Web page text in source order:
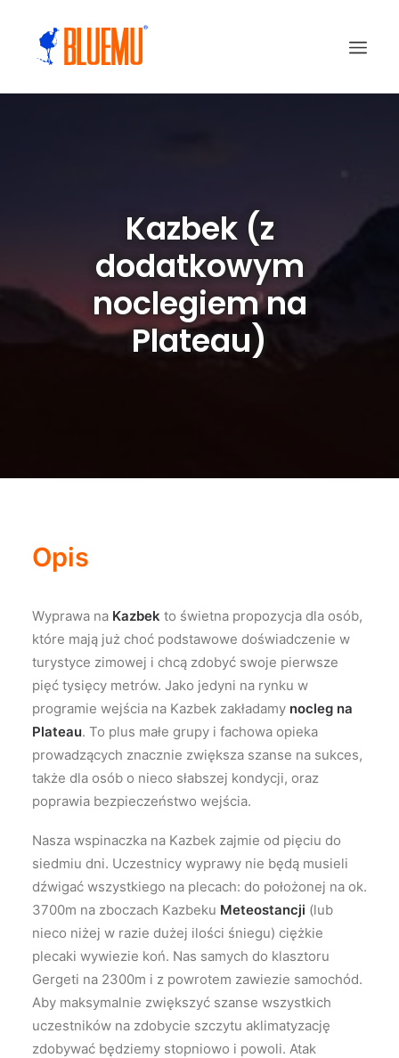
Kazbek (z
dodatkowym
noclegiem na
Plateau)
Opis
Wyprawa na Kazbek to świetna propozycja dla osób,
które mają już choć podstawowe doświadczenie w
turystyce zimowej i chcą zdobyć swoje pierwsze
pięć tysięcy metrów. Jako jedyni na rynku w
programie wejścia na Kazbek zakładamy nocleg na
Plateau. To plus małe grupy i fachowa opieka
prowadzących znacznie zwiększa szanse na sukces,
także dla osób o nieco słabszej kondycji, oraz
poprawia bezpieczeństwo wejścia.
Nasza wspinaczka na Kazbek zajmie od pięciu do
siedmiu dni. Uczestnicy wyprawy nie będą musieli
dźwigać wszystkiego na plecach: do położonej na ok.
3700m na zboczach Kazbeku Meteostancji (lub
nieco niżej w razie dużej ilości śniegu) ciężkie
plecaki wywiezie koń. Nas samych do klasztoru
Gergeti na 2300m i z powrotem zawiezie samochód.
Aby maksymalnie zwiększyć szanse wszystkich
uczestników na zdobycie szczytu aklimatyzację
zdobywać będziemy stopniowo i powoli. Atak